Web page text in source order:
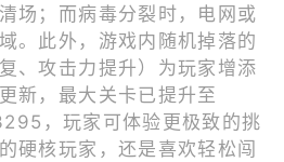
场；而病毒分裂时，电网或
。此外，游戏内随机掉落的
、攻击力提升）为玩家增添
新，最大关卡已提升至
，玩家可体验更极致的挑
硬核玩家，还是喜欢轻松闯